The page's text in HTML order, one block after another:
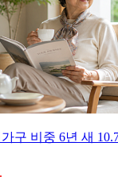
구 비중 6년 새